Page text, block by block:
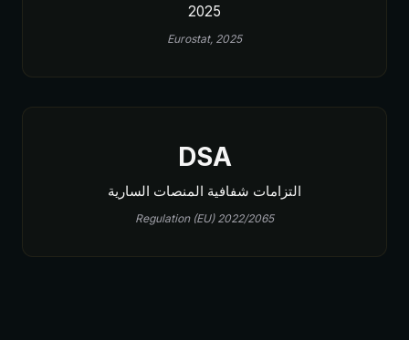
2025
Eurostat, 2025
DSA
التزامات شفافية المنصات السارية
Regulation (EU) 2022/2065